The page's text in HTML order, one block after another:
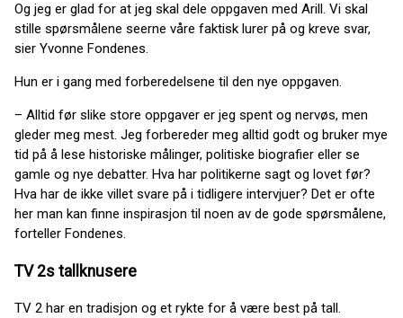
Og jeg er glad for at jeg skal dele oppgaven med Arill. Vi skal
stille spørsmålene seerne våre faktisk lurer på og kreve svar,
sier Yvonne Fondenes.
Hun er i gang med forberedelsene til den nye oppgaven.
– Alltid før slike store oppgaver er jeg spent og nervøs, men
gleder meg mest. Jeg forbereder meg alltid godt og bruker mye
tid på å lese historiske målinger, politiske biografier eller se
gamle og nye debatter. Hva har politikerne sagt og lovet før?
Hva har de ikke villet svare på i tidligere intervjuer? Det er ofte
her man kan finne inspirasjon til noen av de gode spørsmålene,
forteller Fondenes.
TV 2s tallknusere
TV 2 har en tradisjon og et rykte for å være best på tall.